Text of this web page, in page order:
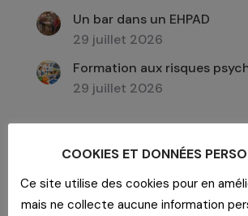
Un bar dans un EHPAD
29 juillet 2026
Formation aux risques
29 juillet 2026
Archives
Archives
COOKIES ET DONNÉES
Ce site utilise des cookies pour en
mais ne collecte aucune information